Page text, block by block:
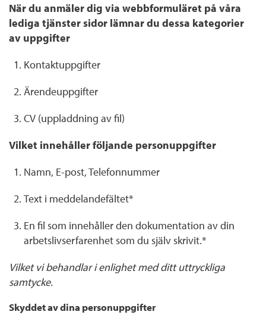
När du anmäler dig via webbformuläret på våra
lediga tjänster sidor lämnar du dessa kategorier
av uppgifter
Kontaktuppgifter
Ärendeuppgifter
CV (uppladdning av fil)
Vilket innehåller följande personuppgifter
Namn, E-post, Telefonnummer
Text i meddelandefältet*
En fil som innehåller den dokumentation av din
arbetslivserfarenhet som du själv skrivit.*
Vilket vi behandlar i enlighet med ditt uttryckliga
samtycke.
Skyddet av dina personuppgifter